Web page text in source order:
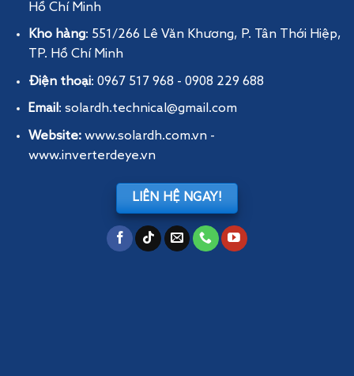
Hồ Chí Minh
Kho hàng: 551/266 Lê Văn Khương, P. Tân Thới Hiệp,
TP. Hồ Chí Minh
Điện thoại: 0967 517 968 - 0908 229 688
Email: solardh.technical@gmail.com
Website: www.solardh.com.vn-
www.inverterdeye.vn
LIÊN HỆ NGAY!